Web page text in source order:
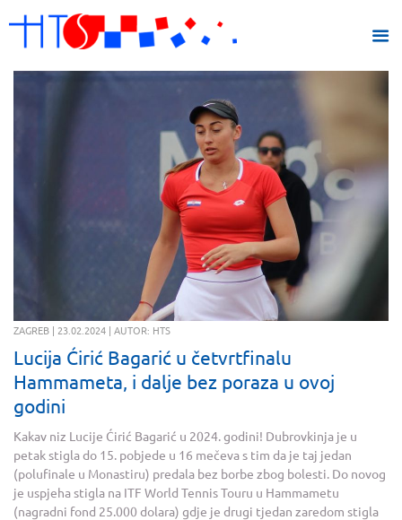
ZAGREB | 23.02.2024 | AUTOR: HTS
Lucija Ćirić Bagarić u četvrtfinalu
Hammameta, i dalje bez poraza u ovoj
godini
Kakav niz Lucije Ćirić Bagarić u 2024. godini! Dubrovkinja je u
petak stigla do 15. pobjede u 16 mečeva s tim da je taj jedan
(polufinale u Monastiru) predala bez borbe zbog bolesti. Do novog
je uspjeha stigla na ITF World Tennis Touru u Hammametu
(nagradni fond 25.000 dolara) gdje je drugi tjedan zaredom stigla